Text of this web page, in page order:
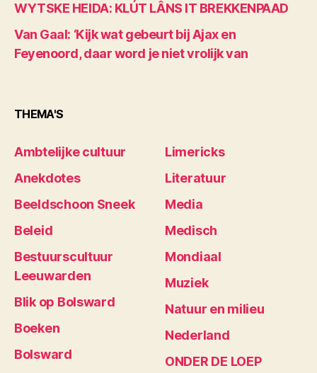
WYTSKE HEIDA: KLÚT LÂNS IT BREKKENPAAD
Van Gaal: ‘Kijk wat gebeurt bij Ajax en
Feyenoord, daar word je niet vrolijk van
THEMA'S
Ambtelijke cultuur
Anekdotes
Beeldschoon Sneek
Beleid
Bestuurscultuur
Leeuwarden
Blik op Bolsward
Boeken
Bolsward
Limericks
Literatuur
Media
Medisch
Mondiaal
Muziek
Natuur en milieu
Nederland
ONDER DE LOEP